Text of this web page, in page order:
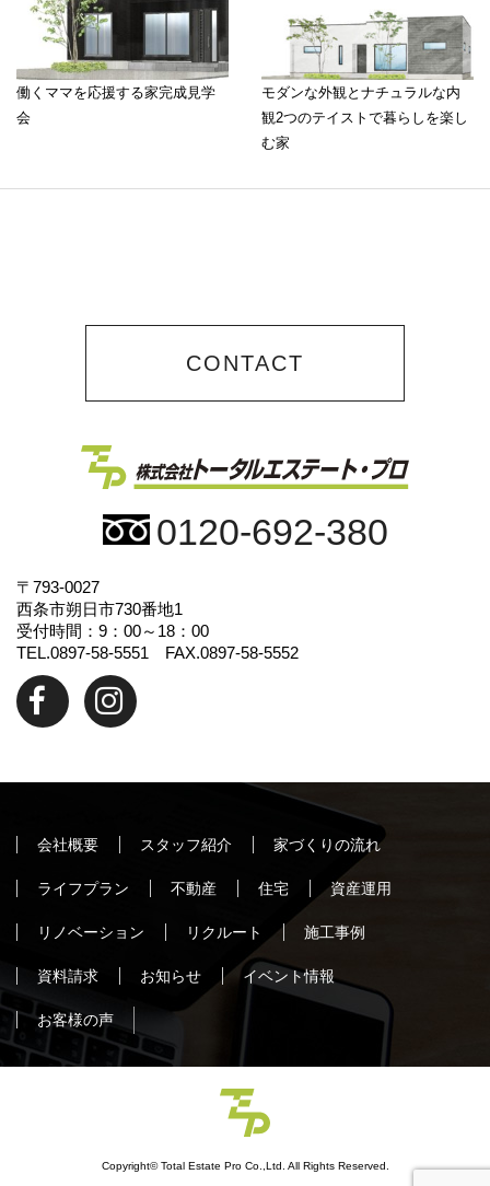
働くママを応援する家完成見学
会
モダンな外観とナチュラルな内
観2つのテイストで暮らしを楽し
む家
CONTACT
0120-692-380
〒793-0027
西条市朔日市730番地1
受付時間：9：00～18：00
TEL.0897-58-5551 FAX.0897-58-5552
会社概要 スタッフ紹介 家づくりの流れ
ライフプラン 不動産 住宅 資産運用
リノベーション リクルート 施工事例
資料請求 お知らせ イベント情報
お客様の声
Copyright© Total Estate Pro Co.,Ltd. All Rights Reserved.